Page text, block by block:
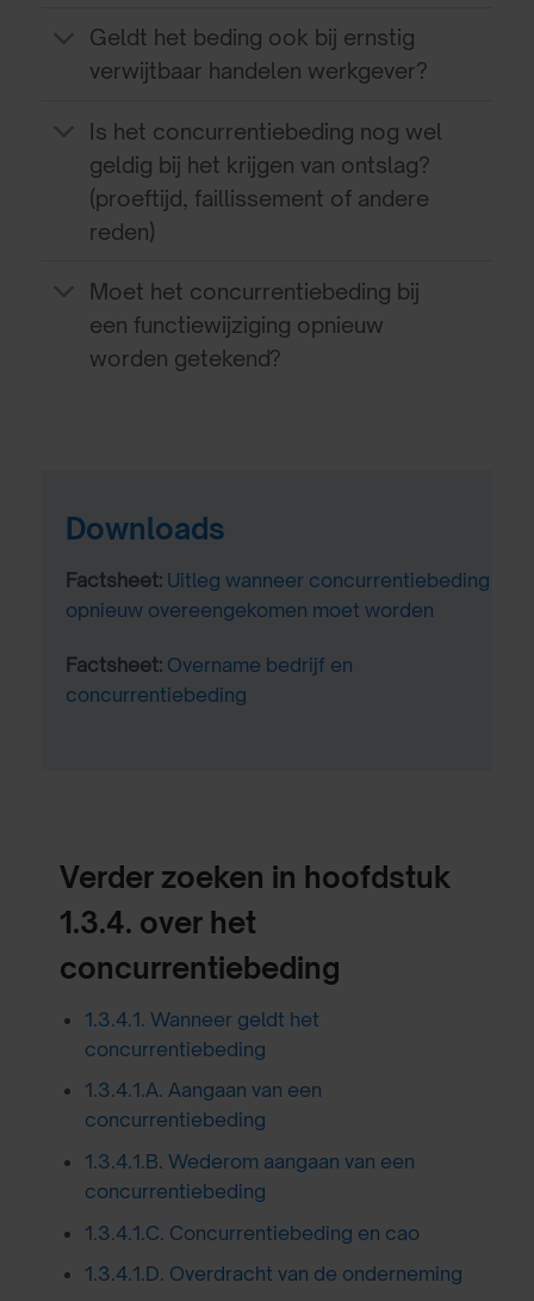
Geldt het beding ook bij ernstig
verwijtbaar handelen werkgever?
Is het concurrentiebeding nog wel
geldig bij het krijgen van ontslag?
(proeftijd, faillissement of andere
reden)
Moet het concurrentiebeding bij
een functiewijziging opnieuw
worden getekend?
Downloads
Factsheet: Uitleg wanneer concurrentiebeding
opnieuw overeengekomen moet worden
Factsheet: Overname bedrijf en
concurrentiebeding
Verder zoeken in hoofdstuk
1.3.4. over het
concurrentiebeding
1.3.4.1. Wanneer geldt het
concurrentiebeding
1.3.4.1.A. Aangaan van een
concurrentiebeding
1.3.4.1.B. Wederom aangaan van een
concurrentiebeding
1.3.4.1.C. Concurrentiebeding en cao
1.3.4.1.D. Overdracht van de onderneming